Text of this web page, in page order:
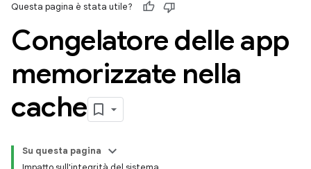
Questa pagina è stata utile?
Congelatore delle app
memorizzate nella
cache
Su questa pagina